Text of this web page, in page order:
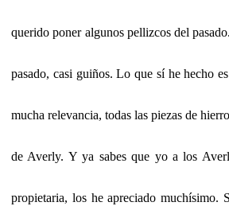
querido poner algunos pellizcos del
pasado, casi guiños. Lo que sí he hecho
mucha relevancia, todas las piezas de
de Averly. Y ya sabes que yo a los
propietaria, los he apreciado muchísimo.